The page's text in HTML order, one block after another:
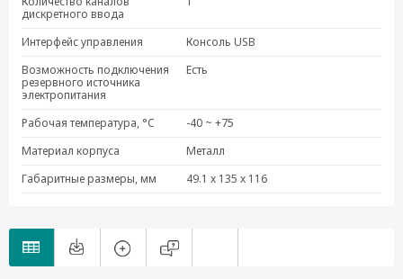
дискретного ввода
Интерфейс управления
Консоль USB
Возможность подключения
резервного источника
электропитания
Есть
Рабочая температура, °C
-40 ~ +75
Материал корпуса
Металл
Габаритные размеры, мм
49.1 x 135 x 116